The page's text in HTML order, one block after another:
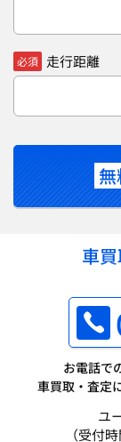
必須 走行距離
車
お電話で
車買取・査定
ユ
（受付